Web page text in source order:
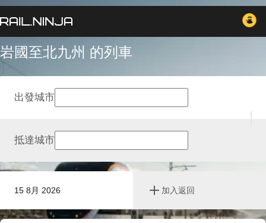
岩國至北九州 的列車
15 8月 2026 加入返回
出發城市
抵達城市